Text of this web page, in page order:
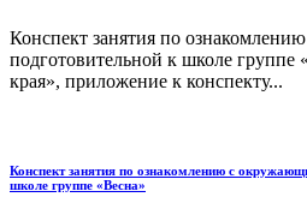
Конспект занятия по
подготовительной к школе
края», приложение к конспекту...
Конспект занятия по ознакомлению с
школе группе «Весна»